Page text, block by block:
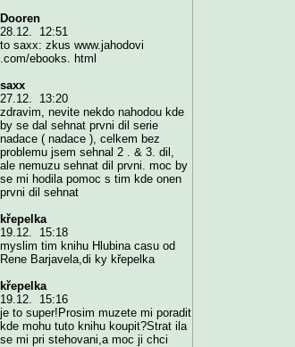
Dooren
28.12. 12:51
to saxx: zkus www.jahodovi
.com/ebooks. html
saxx
27.12. 13:20
zdravim, nevite nekdo nahodou kde
by se dal sehnat prvni dil serie
nadace ( nadace ), celkem bez
problemu jsem sehnal 2 . & 3. dil,
ale nemuzu sehnat dil prvni. moc by
se mi hodila pomoc s tim kde onen
prvni dil sehnat
křepelka
19.12. 15:18
myslim tim knihu Hlubina casu od
Rene Barjavela,di ky křepelka
křepelka
19.12. 15:16
je to super!Prosim muzete mi poradit
kde mohu tuto knihu koupit?Strat ila
se mi pri stehovani,a moc ji chci